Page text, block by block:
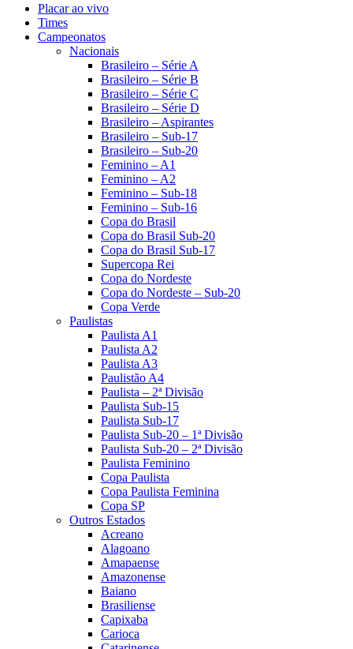
Placar ao vivo
Times
Campeonatos
Nacionais
Brasileiro – Série A
Brasileiro – Série B
Brasileiro – Série C
Brasileiro – Série D
Brasileiro – Aspirantes
Brasileiro – Sub-17
Brasileiro – Sub-20
Feminino – A1
Feminino – A2
Feminino – Sub-18
Feminino – Sub-16
Copa do Brasil
Copa do Brasil Sub-20
Copa do Brasil Sub-17
Supercopa Rei
Copa do Nordeste
Copa do Nordeste – Sub-20
Copa Verde
Paulistas
Paulista A1
Paulista A2
Paulista A3
Paulistão A4
Paulista – 2ª Divisão
Paulista Sub-15
Paulista Sub-17
Paulista Sub-20 – 1ª Divisão
Paulista Sub-20 – 2ª Divisão
Paulista Feminino
Copa Paulista
Copa Paulista Feminina
Copa SP
Outros Estados
Acreano
Alagoano
Amapaense
Amazonense
Baiano
Brasiliense
Capixaba
Carioca